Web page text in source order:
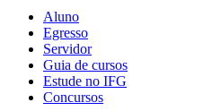
Aluno
Egresso
Servidor
Guia de cursos
Estude no IFG
Concursos